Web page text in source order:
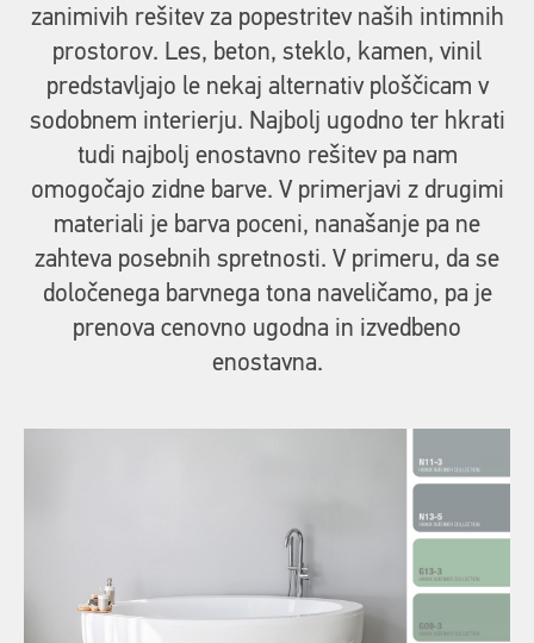
zanimivih rešitev za popestritev naših intimnih
prostorov. Les, beton, steklo, kamen, vinil
predstavljajo le nekaj alternativ ploščicam v
sodobnem interierju. Najbolj ugodno ter hkrati
tudi najbolj enostavno rešitev pa nam
omogočajo zidne barve. V primerjavi z drugimi
materiali je barva poceni, nanašanje pa ne
zahteva posebnih spretnosti. V primeru, da se
določenega barvnega tona naveličamo, pa je
prenova cenovno ugodna in izvedbeno
enostavna.